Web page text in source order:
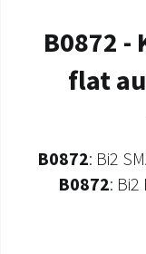
B0872 -
flat
B0872: Bi2
B0872: Bi2